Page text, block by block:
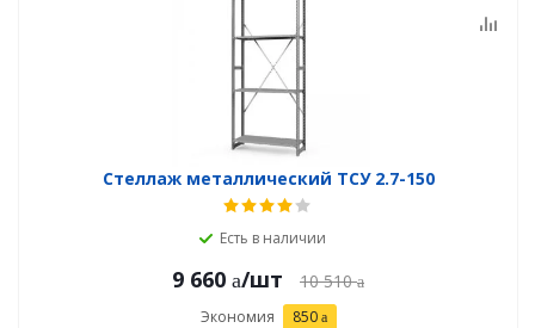
Стеллаж металлический ТСУ 2.7-150
Есть в наличии
9 660 /шт 10 510
Экономия 850